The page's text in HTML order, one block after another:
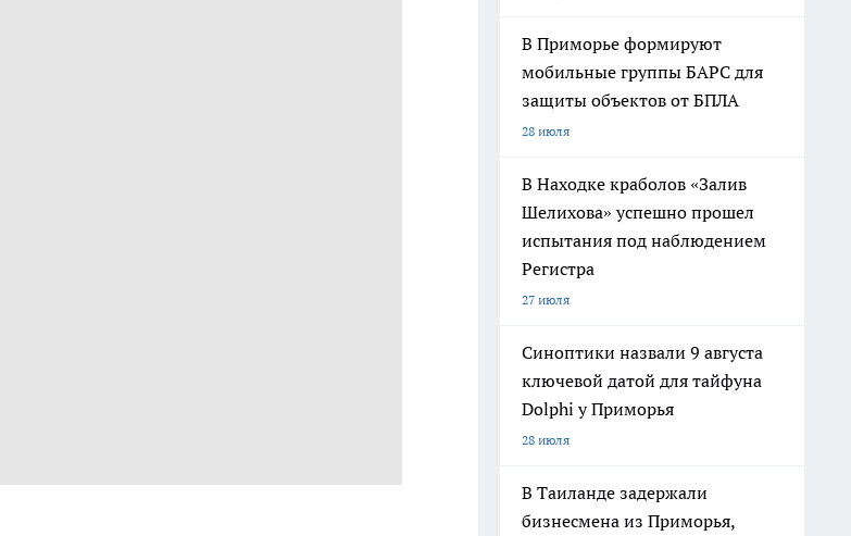
В Приморье формируют
мобильные группы БАРС для
защиты объектов от БПЛА
28 июля
В Находке краболов «Залив
Шелихова» успешно прошел
испытания под наблюдением
Регистра
27 июля
Синоптики назвали 9 августа
ключевой датой для тайфуна
Dolphi у Приморья
28 июля
В Таиланде задержали
бизнесмена из Приморья,